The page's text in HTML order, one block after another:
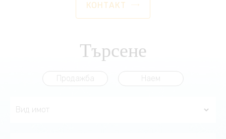
КОНТАКТ
Търсене
Продажба Наем
Вид имот